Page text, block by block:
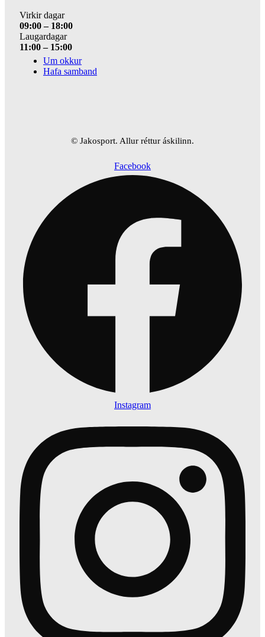
Virkir dagar
09:00 – 18:00
Laugardagar
11:00 – 15:00
Um okkur
Hafa samband
© Jakosport. Allur réttur áskilinn.
Facebook
Instagram